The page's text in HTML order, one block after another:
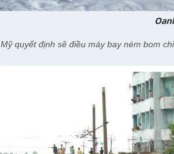
Mỹ quyết định sẽ điều máy bay ném bom